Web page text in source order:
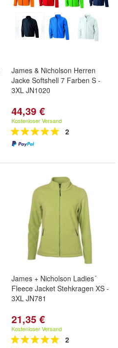
James & Nicholson Herren
Jacke Softshell 7 Farben S -
3XL JN1020
44,39 €
Kostenloser Versand
2
James + Nicholson Ladies´
Fleece Jacket Stehkragen XS -
3XL JN781
21,35 €
Kostenloser Versand
2